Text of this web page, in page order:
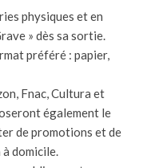
physiques et en
» dès sa sortie.
préféré : papier,
Fnac, Cultura et
également le
de promotions et de
domicile.